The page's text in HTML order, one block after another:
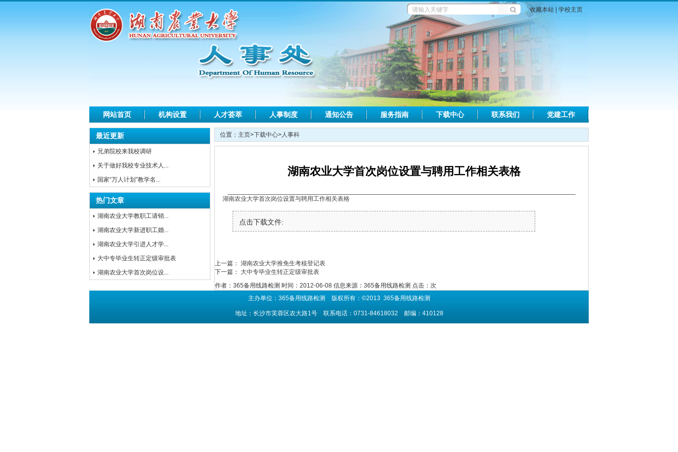
收藏本站| 学校主页
网站首页 机构设置 人才荟萃 人事制度 通知公告 服务指南 下载中心 联系我们 党建工作
最近更新
兄弟院校来我校调研
关于做好我校专业技术人...
国家“万人计划”教学名...
热门文章
湖南农业大学教职工请销...
湖南农业大学新进职工婚...
湖南农业大学引进人才学...
大中专毕业生转正定级审批表
湖南农业大学首次岗位设...
位置： 主页>下载中心>人事科
湖南农业大学首次岗位设置与聘用工作相关表格
湖南农业大学首次岗位设置与聘用工作相关表格
点击下载文件:
上一篇： 湖南农业大学推免生考核登记表
下一篇： 大中专毕业生转正定级审批表
作者：365备用线路检测 时间：2012-06-08 信息来源：365备用线路检测 点击： 次
主办单位：365备用线路检测 版权所有：©2013 365备用线路检测
地址：长沙市芙蓉区农大路1号 联系电话：0731-84618032 邮编：410128